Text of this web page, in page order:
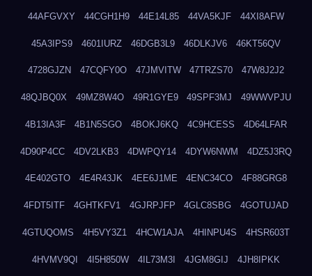
44AFGVXY 44CGH1H9 44E14L85 44VA5KJF 44XI8AFW
45A3IPS9 4601IURZ 46DGB3L9 46DLKJV6 46KT56QV
4728GJZN 47CQFY0O 47JMVITW 47TRZS70 47W8J2J2
48QJBQ0X 49MZ8W4O 49R1GYE9 49SPF3MJ 49WWVPJU
4B13IA3F 4B1N5SGO 4BOKJ6KQ 4C9HCESS 4D64LFAR
4D90P4CC 4DV2LKB3 4DWPQY14 4DYW6NWM 4DZ5J3RQ
4E402GTO 4E4R43JK 4EE6J1ME 4ENC34CO 4F88GRG8
4FDT5ITF 4GHTKFV1 4GJRPJFP 4GLC8SBG 4GOTUJAD
4GTUQOMS 4H5VY3Z1 4HCW1AJA 4HINPU4S 4HSR603T
4HVMV9QI 4I5H850W 4IL73M3I 4JGM8GIJ 4JH8IPKK